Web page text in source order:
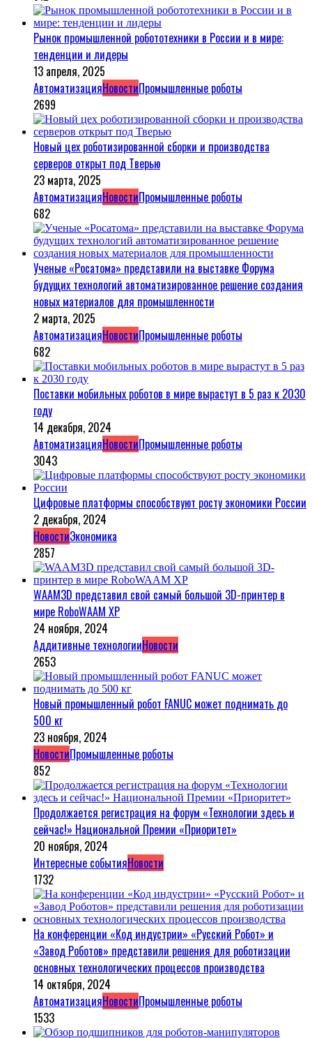
Рынок промышленной робототехники в России и в мире:
тенденции и лидеры
13 апреля, 2025
АвтоматизацияНовостиПромышленные роботы
2699
Новый цех роботизированной сборки и производства
серверов открыт под Тверью
23 марта, 2025
АвтоматизацияНовостиПромышленные роботы
682
Ученые «Росатома» представили на выставке Форума
будущих технологий автоматизированное решение создания
новых материалов для промышленности
2 марта, 2025
АвтоматизацияНовостиПромышленные роботы
682
Поставки мобильных роботов в мире вырастут в 5 раз к 2030
году
14 декабря, 2024
АвтоматизацияНовостиПромышленные роботы
3043
Цифровые платформы способствуют росту экономики России
2 декабря, 2024
НовостиЭкономика
2857
WAAM3D представил свой самый большой 3D-принтер в
мире RoboWAAM XP
24 ноября, 2024
Аддитивные технологииНовости
2653
Новый промышленный робот FANUC может поднимать до
500 кг
23 ноября, 2024
НовостиПромышленные роботы
852
Продолжается регистрация на форум «Технологии здесь и
сейчас!» Национальной Премии «Приоритет»
20 ноября, 2024
Интересные событияНовости
1732
На конференции «Код индустрии» «Русский Робот» и
«Завод Роботов» представили решения для роботизации
основных технологических процессов производства
14 октября, 2024
АвтоматизацияНовостиПромышленные роботы
1533